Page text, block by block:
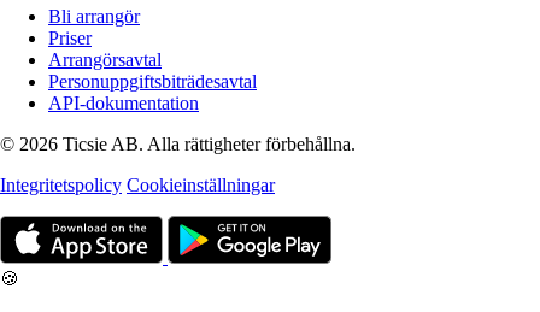
Bli arrangör
Priser
Arrangörsavtal
Personuppgiftsbiträdesavtal
API-dokumentation
© 2026 Ticsie AB. Alla rättigheter förbehållna.
Integritetspolicy Cookieinställningar
🍪